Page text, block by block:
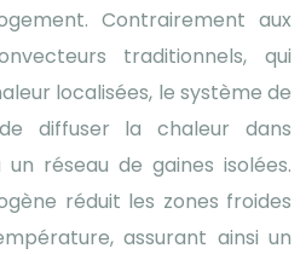
Contrairement aux
traditionnels, qui
localisées, le système de
diffuser la chaleur dans
réseau de gaines isolées.
réduit les zones froides
assurant ainsi un